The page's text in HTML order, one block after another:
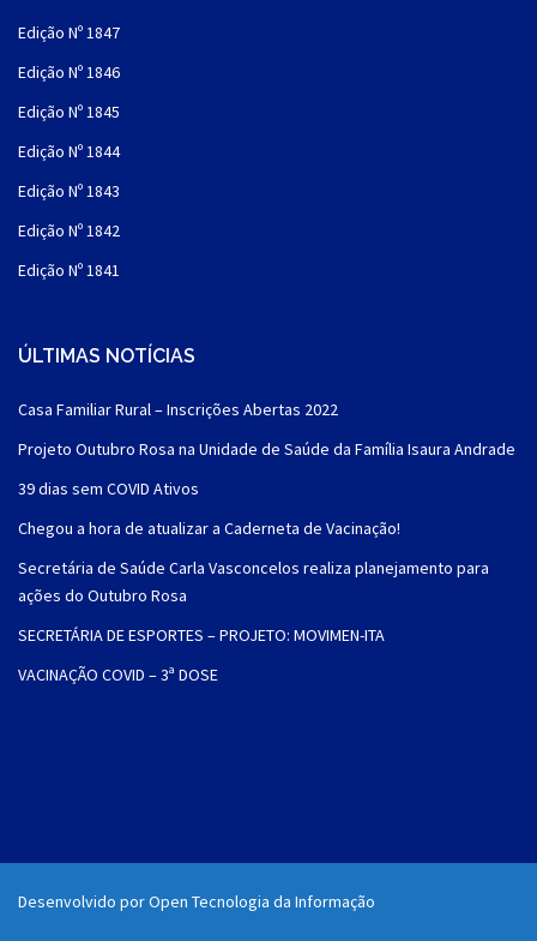
Edição Nº 1847
Edição Nº 1846
Edição Nº 1845
Edição Nº 1844
Edição Nº 1843
Edição Nº 1842
Edição Nº 1841
ÚLTIMAS NOTÍCIAS
Casa Familiar Rural – Inscrições Abertas 2022
Projeto Outubro Rosa na Unidade de Saúde da Família Isaura Andrade
39 dias sem COVID Ativos
Chegou a hora de atualizar a Caderneta de Vacinação!
Secretária de Saúde Carla Vasconcelos realiza planejamento para
ações do Outubro Rosa
SECRETÁRIA DE ESPORTES – PROJETO: MOVIMEN-ITA
VACINAÇÃO COVID – 3ª DOSE
Desenvolvido por Open Tecnologia da Informação